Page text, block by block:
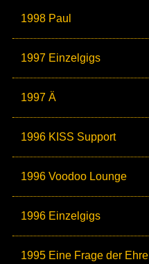
1998 Paul
1997 Einzelgigs
1997 Ä
1996 KISS Support
1996 Voodoo Lounge
1996 Einzelgigs
1995 Eine Frage der Ehre